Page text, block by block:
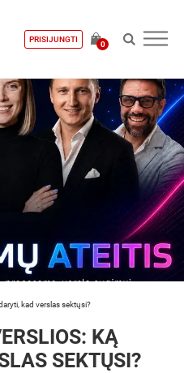
PRISIJUNGTI
0
kad verslas sektųsi?
KĄ
SEKTŲSI?